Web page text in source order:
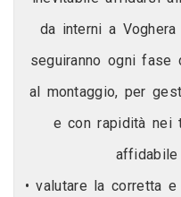
da interni a
seguiranno ogni fase
al montaggio, per
e con rapidità nei
• valutare la corretta